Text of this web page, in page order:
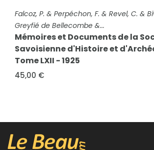
FICHE COMPLÈTE
Falcoz, P. & Perpéchon, F. & Revel, C. &
Greyfié de Bellecombe &...
Mémoires et Documents de la
Savoisienne d'Histoire et
Tome LXII - 1925
45,00 €
FICHE COMPLÈTE
Cochon, J. & Vermale, F. & Létanche, J. &
Mémoires et Documents de la
Savoisienne d'Histoire et
Tome XLVI - 1908 -...